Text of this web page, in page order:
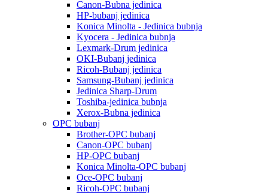
Canon-Bubna jedinica
HP-bubanj jedinica
Konica Minolta - Jedinica bubnja
Kyocera - Jedinica bubnja
Lexmark-Drum jedinica
OKI-Bubanj jedinica
Ricoh-Bubanj jedinica
Samsung-Bubanj jedinica
Jedinica Sharp-Drum
Toshiba-jedinica bubnja
Xerox-Bubna jedinica
OPC bubanj
Brother-OPC bubanj
Canon-OPC bubanj
HP-OPC bubanj
Konica Minolta-OPC bubanj
Oce-OPC bubanj
Ricoh-OPC bubanj